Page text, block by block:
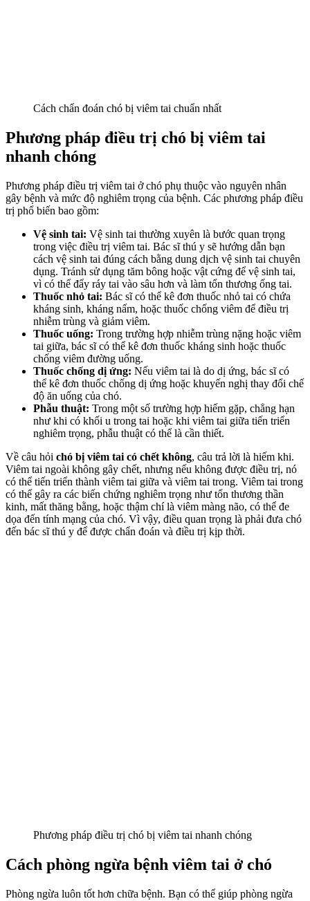
Cách chẩn đoán chó bị viêm tai chuẩn nhất
Phương pháp điều trị chó bị viêm tai
nhanh chóng
Phương pháp điều trị viêm tai ở chó phụ thuộc vào nguyên nhân
gây bệnh và mức độ nghiêm trọng của bệnh. Các phương pháp điều
trị phổ biến bao gồm:
Vệ sinh tai: Vệ sinh tai thường xuyên là bước quan trọng
trong việc điều trị viêm tai. Bác sĩ thú y sẽ hướng dẫn bạn
cách vệ sinh tai đúng cách bằng dung dịch vệ sinh tai chuyên
dụng. Tránh sử dụng tăm bông hoặc vật cứng để vệ sinh tai,
vì có thể đẩy ráy tai vào sâu hơn và làm tổn thương ống tai.
Thuốc nhỏ tai: Bác sĩ có thể kê đơn thuốc nhỏ tai có chứa
kháng sinh, kháng nấm, hoặc thuốc chống viêm để điều trị
nhiễm trùng và giảm viêm.
Thuốc uống: Trong trường hợp nhiễm trùng nặng hoặc viêm
tai giữa, bác sĩ có thể kê đơn thuốc kháng sinh hoặc thuốc
chống viêm đường uống.
Thuốc chống dị ứng: Nếu viêm tai là do dị ứng, bác sĩ có
thể kê đơn thuốc chống dị ứng hoặc khuyến nghị thay đổi chế
độ ăn uống của chó.
Phẫu thuật: Trong một số trường hợp hiếm gặp, chẳng hạn
như khi có khối u trong tai hoặc khi viêm tai giữa tiến triển
nghiêm trọng, phẫu thuật có thể là cần thiết.
Về câu hỏi chó bị viêm tai có chết không, câu trả lời là hiếm khi.
Viêm tai ngoài không gây chết, nhưng nếu không được điều trị, nó
có thể tiến triển thành viêm tai giữa và viêm tai trong. Viêm tai trong
có thể gây ra các biến chứng nghiêm trọng như tổn thương thần
kinh, mất thăng bằng, hoặc thậm chí là viêm màng não, có thể đe
dọa đến tính mạng của chó. Vì vậy, điều quan trọng là phải đưa chó
đến bác sĩ thú y để được chẩn đoán và điều trị kịp thời.
Phương pháp điều trị chó bị viêm tai nhanh chóng
Cách phòng ngừa bệnh viêm tai ở chó
Phòng ngừa luôn tốt hơn chữa bệnh. Bạn có thể giúp phòng ngừa